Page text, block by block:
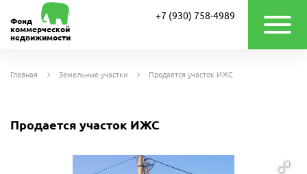
Фонд
коммерческой
недвижимости
+7 (930) 758-4989
Главная Земельные участки Продается участок ИЖС
Продается участок ИЖС